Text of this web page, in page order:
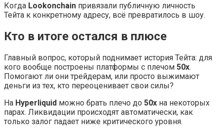
Когда Lookonchain привязали публичную личность
Тейта к конкретному адресу, всё превратилось в шоу.
Кто в итоге остался в плюсе
Главный вопрос, который поднимает история Тейта: для
кого вообще построены платформы с плечом 50x.
Помогают ли они трейдерам, или просто выжимают
деньги из тех, кто переоценивает свои силы?
На Hyperliquid можно брать плечо до 50x на некоторых
парах. Ликвидации происходят автоматически, как
только залог падает ниже критического уровня.